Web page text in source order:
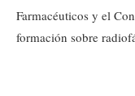
Farmacéuticos y el
formación sobre